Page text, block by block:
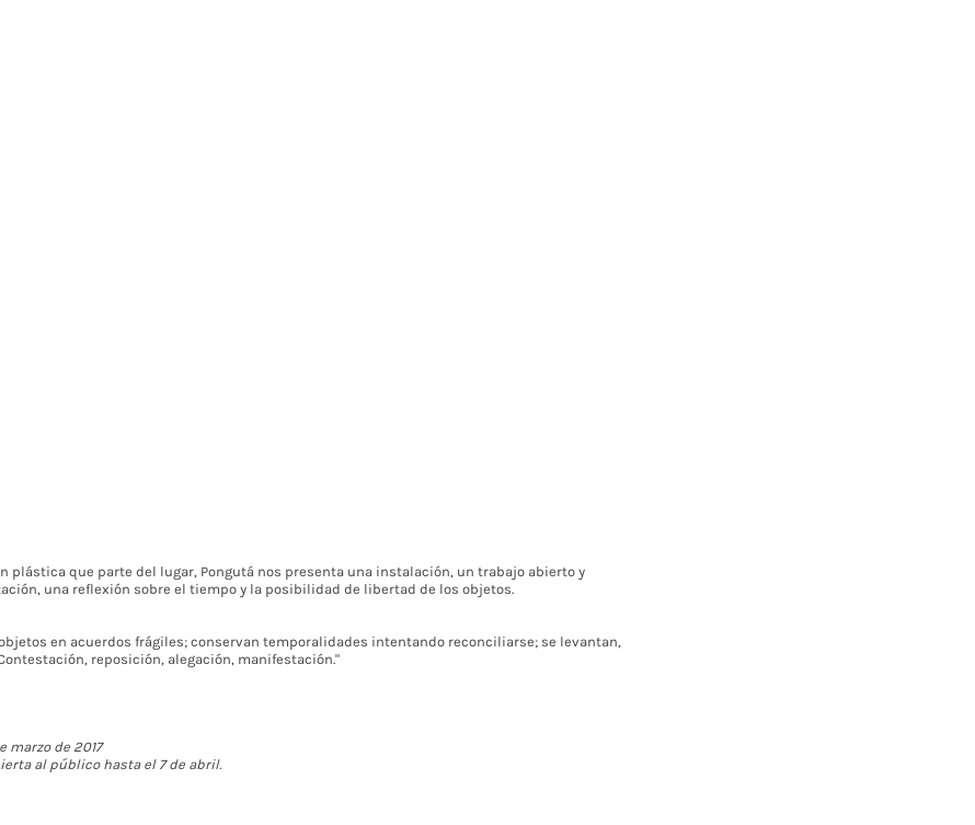
plástica que parte del lugar, Pongutá nos presenta una instalación, un trabajo abierto y
una reflexión sobre el tiempo y la posibilidad de libertad de los objetos.
en acuerdos frágiles; conservan temporalidades intentando reconciliarse; se levantan,
reposición, alegación, manifestación."
marzo de 2017
al público hasta el 7 de abril.